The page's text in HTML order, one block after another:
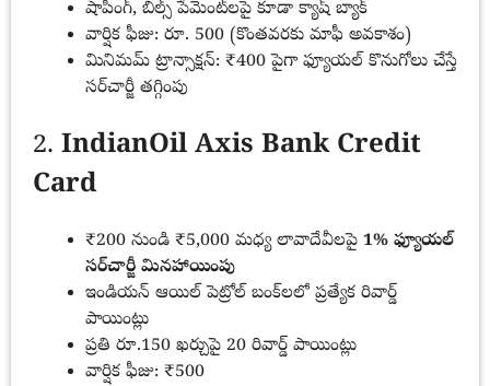
షాపింగ్, బిల్స్ పేమెంట్‌లపై కూడా క్యాష్ బ్యాక్
వార్షిక ఫీజు: రూ. 500 (కొంతవరకు మాఫీ అవకాశం)
మినిమమ్ ట్రాన్సాక్షన్: ₹400 పైగా ఫ్యూయల్ కొనుగోలు చేస్తే
సర్‌చార్జీ తగ్గింపు
2. IndianOil Axis Bank Credit
Card
₹200 నుండి ₹5,000 మధ్య లావాదేవీలపై 1% ఫ్యూయల్
సర్‌చార్జీ మినహాయింపు
ఇండియన్ ఆయిల్ పెట్రోల్ బంక్‌లలో ప్రత్యేక రివార్డ్
పాయింట్లు
ప్రతి రూ.150 ఖర్చుపై 20 రివార్డ్ పాయింట్లు
వార్షిక ఫీజు: ₹500